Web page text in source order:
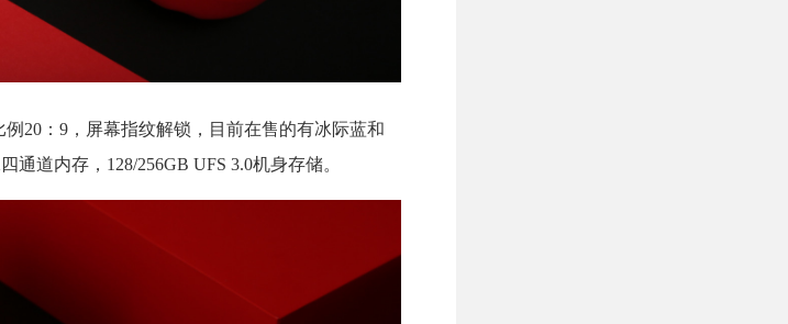
20：9，屏幕指纹解锁，目前在售的有冰际蓝和
道内存，128/256GB UFS 3.0机身存储。